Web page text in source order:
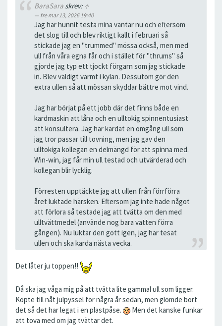
BaraSaraskrev: ↑
fre mar 13, 2026 19:40
Jag har hunnit testa mina vantar nu och eftersom
det slog till och blev riktigt kallt i februari så
stickade jag en "trummed" mössa också, men med
ull från våra egna får och i stället för "thrums" så
gjorde jag typ ett tjockt förgarn som jag stickade
in. Blev väldigt varmt i kylan. Dessutom gör den
extra ullen så att mössan skyddar bättre mot vind.
Jag har börjat på ett jobb där det finns både en
kardmaskin att låna och en ulltokig spinnentusiast
att konsultera. Jag har kardat en omgång ull som
jag tror passar till tovning, men jag gav den
ulltokiga kollegan en delmängd för att spinna med.
Win-win, jag får min ull testad och utvärderad och
kollegan blir lycklig.
Förresten upptäckte jag att ullen från förrförra
året luktade härsken. Eftersom jag inte hade något
att förlora så testade jag att tvätta om den med
ulltvättmedel (använde nog bara vatten förra
gången). Nu luktar den gott igen, jag har tesat
ullen och ska karda nästa vecka.
Det låter ju toppen!!
Då ska jag våga mig på att tvätta lite gammal ull som ligger.
Köpte till nåt julpyssel för några år sedan, men glömde bort
det så det har legat i en plastpåse.
Men det kanske funkar
att tova med om jag tvättar det.